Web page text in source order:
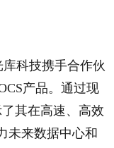
科技携手合作伙
产品。通过现
其在高速、高效
未来数据中心和